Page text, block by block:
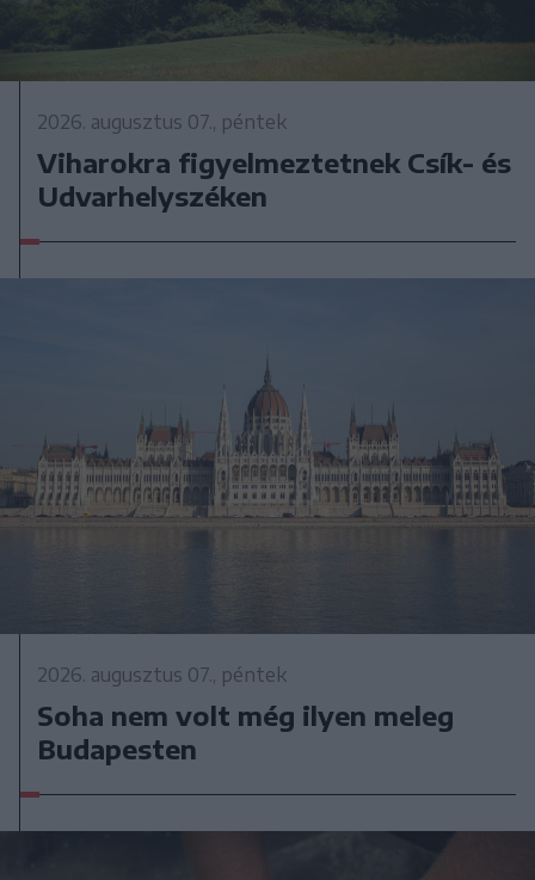
2026. augusztus 07., péntek
Viharokra figyelmeztetnek Csík- és
Udvarhelyszéken
2026. augusztus 07., péntek
Soha nem volt még ilyen meleg
Budapesten